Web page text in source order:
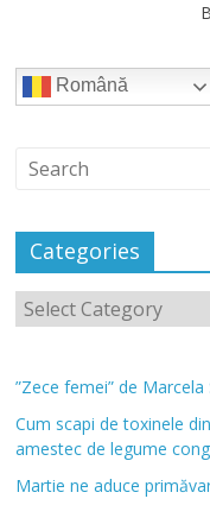
Română
Categories
”Zece femei” de
Cum scapi de toxinele
amestec de legume
Martie ne aduce